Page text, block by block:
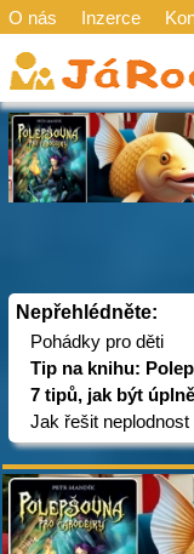
O nás Inzerce
Nepřehlédněte:
Pohádky pro děti
Tip na knihu:
7 tipů, jak být
Jak řešit neplodnost